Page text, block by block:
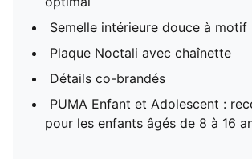
Semelle intérieure douce à motif
Plaque Noctali avec chaînette
Détails co-brandés
PUMA Enfant et Adolescent :
pour les enfants âgés de 8 à 16